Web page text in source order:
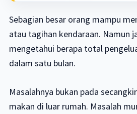
Sebagian besar orang mampu
atau tagihan kendaraan. Namun
mengetahui berapa total
dalam satu bulan.
Masalahnya bukan pada
makan di luar rumah. Masalah